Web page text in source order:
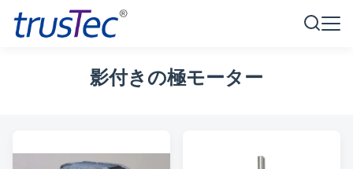
影付きの極モーター